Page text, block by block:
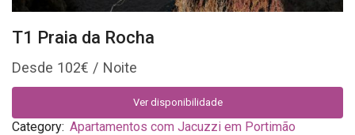
T1 Praia da Rocha
102€
Ver disponibilidade
Category: Apartamentos com Jacuzzi em Portimão